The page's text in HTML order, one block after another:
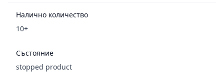
Налично количество
10+
Състояние
stopped product